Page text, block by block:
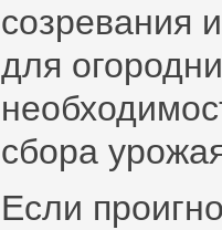
созревания
для
сбора
Если